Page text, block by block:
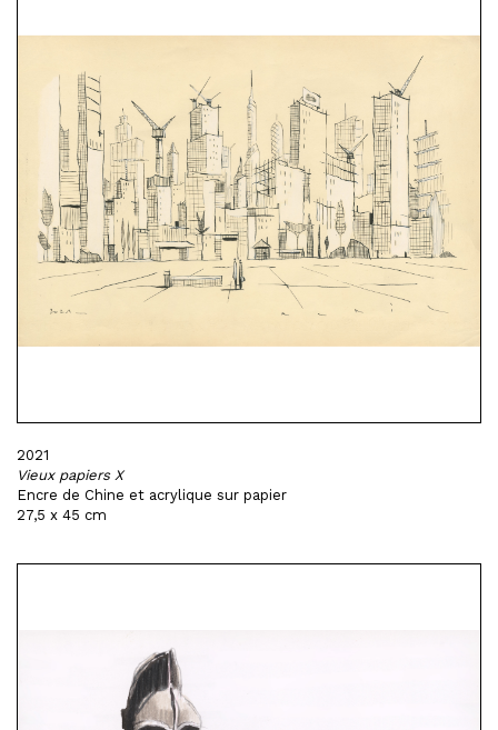
2021
Vieux papiers X
Encre de Chine et acrylique sur papier
27,5 x 45 cm